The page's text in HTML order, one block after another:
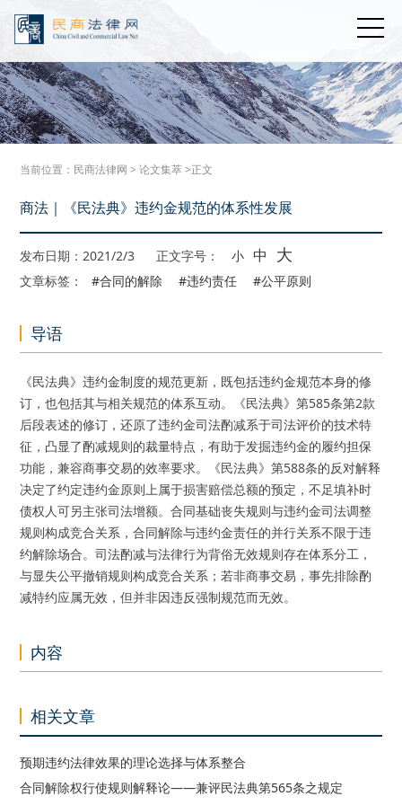
当前位置： 民商法律网 >论文集萃>正文
商法｜《民法典》违约金规范的体系性发展
发布日期：2021/2/3 正文字号： 小 中 大
文章标签： #合同的解除 #违约责任 #公平原则
导语
《民法典》违约金制度的规范更新，既包括违约金规范本身的修
订，也包括其与相关规范的体系互动。《民法典》第585条第2款
后段表述的修订，还原了违约金司法酌减系于司法评价的技术特
征，凸显了酌减规则的裁量特点，有助于发掘违约金的履约担保
功能，兼容商事交易的效率要求。《民法典》第588条的反对解释
决定了约定违约金原则上属于损害赔偿总额的预定，不足填补时
债权人可另主张司法增额。合同基础丧失规则与违约金司法调整
规则构成竞合关系，合同解除与违约金责任的并行关系不限于违
约解除场合。司法酌减与法律行为背俗无效规则存在体系分工，
与显失公平撤销规则构成竞合关系；若非商事交易，事先排除酌
减特约应属无效，但并非因违反强制规范而无效。
内容
相关文章
预期违约法律效果的理论选择与体系整合
合同解除权行使规则解释论——兼评民法典第565条之规定